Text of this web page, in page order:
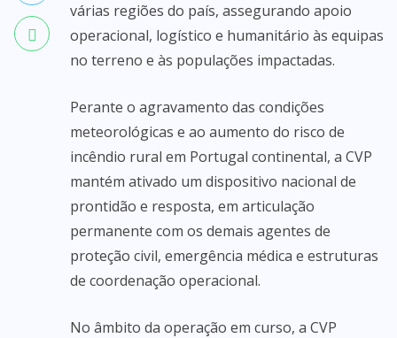
várias regiões do país, assegurando apoio
operacional, logístico e humanitário às equipas
no terreno e às populações impactadas.
Perante o agravamento das condições
meteorológicas e ao aumento do risco de
incêndio rural em Portugal continental, a CVP
mantém ativado um dispositivo nacional de
prontidão e resposta, em articulação
permanente com os demais agentes de
proteção civil, emergência médica e estruturas
de coordenação operacional.
No âmbito da operação em curso, a CVP